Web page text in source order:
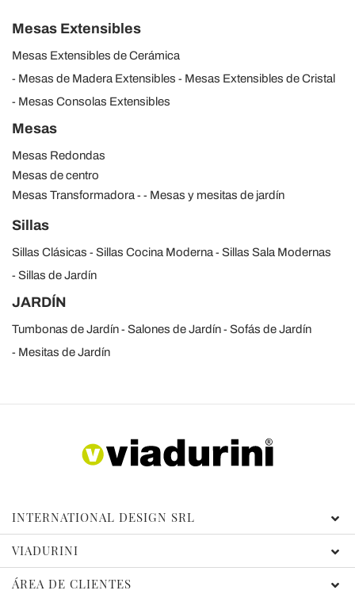
Mesas Extensibles
Mesas Extensibles de Cerámica
Mesas de Madera Extensibles
Mesas Extensibles de Cristal
Mesas Consolas Extensibles
Mesas
Mesas Redondas
Mesas de centro
Mesas Transformadora
Mesas y mesitas de jardín
Sillas
Sillas Clásicas Sillas Cocina Moderna
Sillas Sala Modernas
Sillas de Jardín
JARDÍN
Tumbonas de Jardín Salones de Jardín
Sofás de Jardín
Mesitas de Jardín
INTERNATIONAL DESIGN SRL
VIADURINI
ÁREA DE CLIENTES